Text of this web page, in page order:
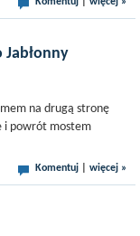
na drugą stronę
i powrót mostem
Komentuj więcej »